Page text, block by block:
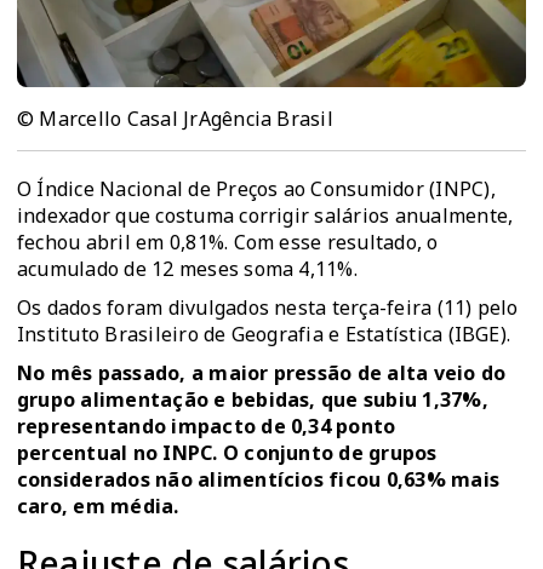
© Marcello Casal JrAgência Brasil
O Índice Nacional de Preços ao Consumidor (INPC),
indexador que costuma corrigir salários anualmente,
fechou abril em 0,81%. Com esse resultado, o
acumulado de 12 meses soma 4,11%.
Os dados foram divulgados nesta terça-feira (11) pelo
Instituto Brasileiro de Geografia e Estatística (IBGE).
No mês passado, a maior pressão de alta veio do
grupo alimentação e bebidas, que subiu 1,37%,
representando impacto de 0,34 ponto
percentual no INPC. O conjunto de grupos
considerados não alimentícios ficou 0,63% mais
caro, em média.